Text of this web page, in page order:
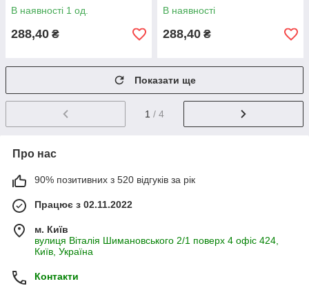
В наявності 1 од.
288,40 ₴
В наявності
288,40 ₴
Показати ще
1 / 4
Про нас
90% позитивних з 520 відгуків за рік
Працює з 02.11.2022
м. Київ
вулиця Віталія Шимановського 2/1 поверх 4 офіс 424,
Київ, Україна
Контакти